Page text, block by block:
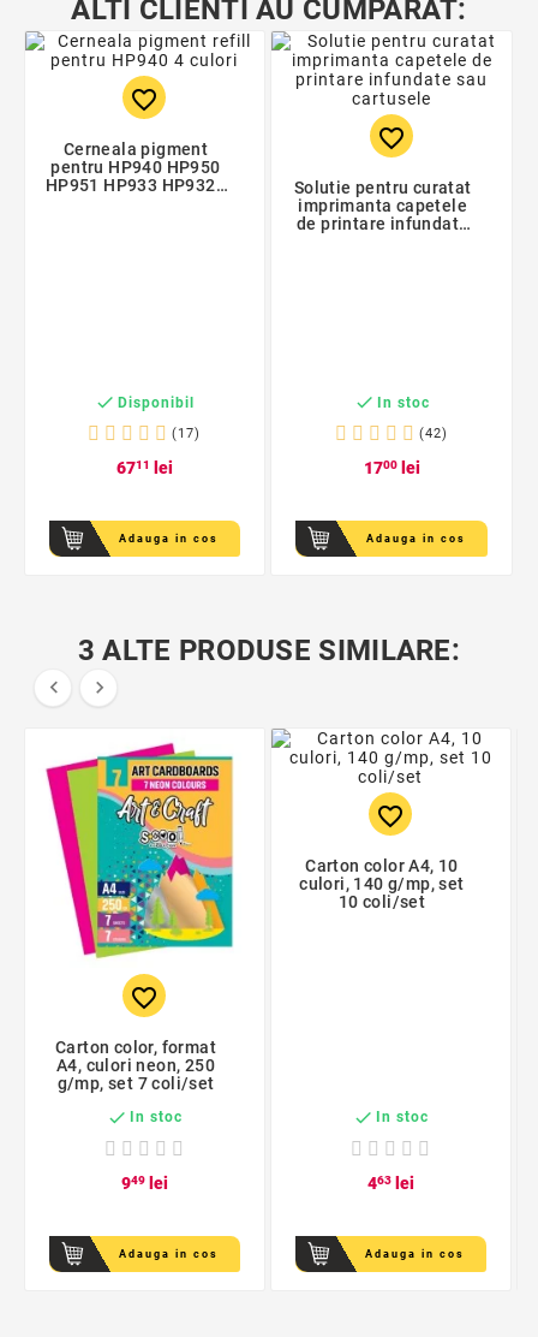
ALTI CLIENTI AU CUMPARAT:
favorite_border
Cerneala pigment
pentru HP940 HP950
HP951 HP933 HP932 -
 Disponibil
(17)
6711 lei
Adauga in cos
favorite_border
Solutie pentru curatat
imprimanta capetele
de printare infundate
 In stoc
(42)
1700lei
Adauga in cos
3 ALTE PRODUSE SIMILARE:
 
favorite_border
Carton color, format
A4, culori neon, 250
g/mp, set 7 coli/set
 In stoc
949lei
Adauga in cos
favorite_border
Carton color A4, 10
culori, 140 g/mp, set
10 coli/set
 In stoc
463lei
Adauga in cos